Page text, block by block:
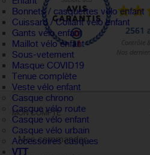
Bonnets / casquettes velo enfant
Cuissard / Collant vélo enfant
Gants vélo enfant
Maillot vélo enfant
Sous-vetement
Masque COVID19
Tenue complète
Veste vélo enfant
Casque chrono
Casque vélo route
Casque vélo enfant
Casque vélo urbain
Accessoires casques
VTT
MON COMPTE
Mes commandes